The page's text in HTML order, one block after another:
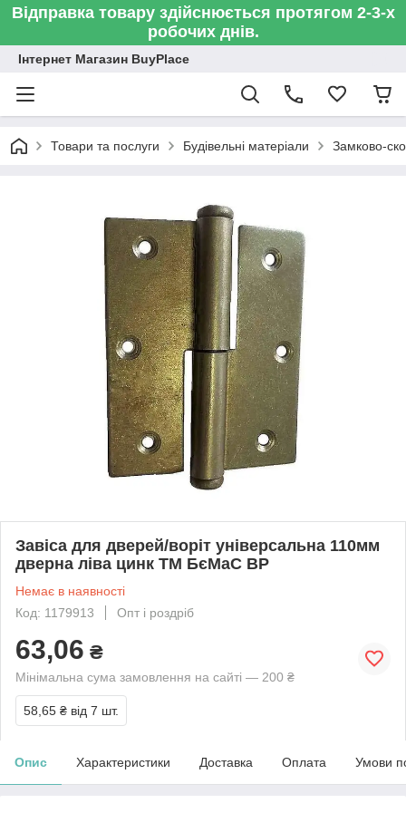
Відправка товару здійснюється протягом 2-3-х
робочих днів.
Інтернет Магазин BuyPlace
Товари та послуги Будівельні матеріали Замково-
Завіса для дверей/воріт універсальна 110мм
дверна ліва цинк ТМ БєМаС BP
Немає в наявності
Код: 1179913
Опт і роздріб
63,06 ₴
Мінімальна сума замовлення на сайті — 200 ₴
58,65 ₴ від 7 шт.
Опис Характеристики Доставка Оплата Умови